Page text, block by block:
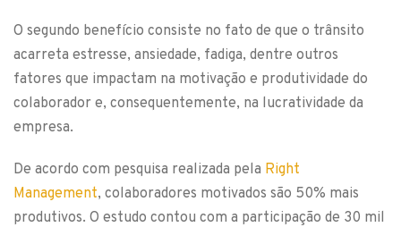
O segundo benefício consiste no fato de que o trânsito
acarreta estresse, ansiedade, fadiga, dentre outros
fatores que impactam na motivação e produtividade do
colaborador e, consequentemente, na lucratividade da
empresa.
De acordo com pesquisa realizada pela Right
Management, colaboradores motivados são 50% mais
produtivos. O estudo contou com a participação de 30 mil